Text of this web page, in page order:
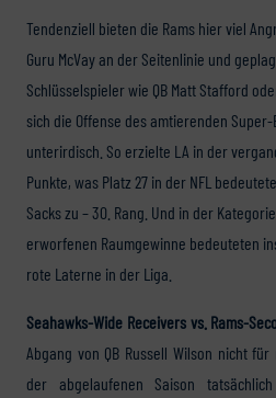
Tendenziell bieten die Rams hier viel
Guru McVay an der Seitenlinie und
Schlüsselspieler wie QB Matt Stafford
sich die Offense des amtierenden
unterirdisch. So erzielte LA in der
Punkte, was Platz 27 in der NFL
Sacks zu – 30. Rang. Und in der
erworfenen Raumgewinne bedeuteten
rote Laterne in der Liga.
Seahawks-Wide Receivers vs. Rams-
Abgang von QB Russell Wilson nicht
der abgelaufenen Saison